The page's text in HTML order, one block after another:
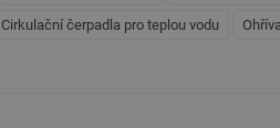
Cirkulační čerpadla pro teplou vodu